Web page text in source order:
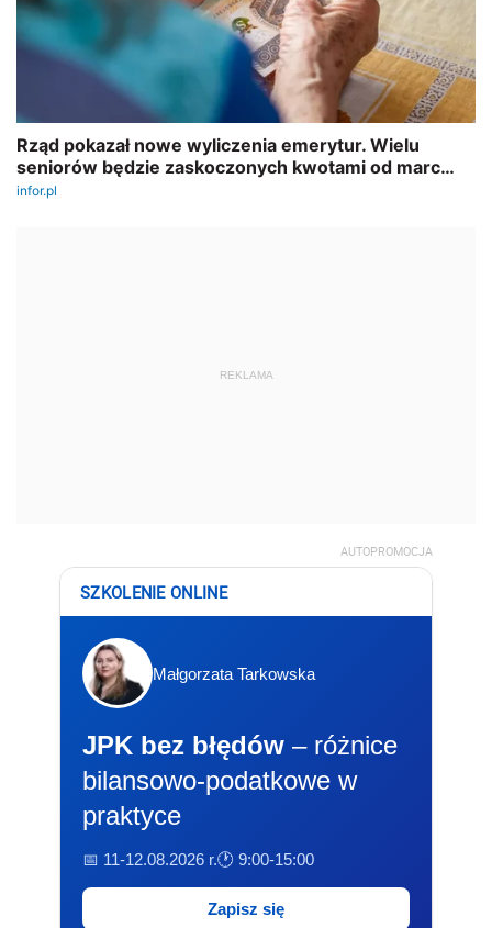
REKLAMA
AUTOPROMOCJA
SZKOLENIE ONLINE
Małgorzata Tarkowska
JPK bez błędów – różnice
bilansowo-podatkowe w
praktyce
📅 11-12.08.2026 r.🕐 9:00-15:00
Zapisz się